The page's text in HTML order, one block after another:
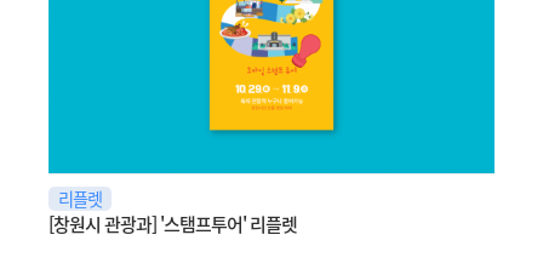
리플렛
[창원시 관광과] '스탬프투어' 리플렛